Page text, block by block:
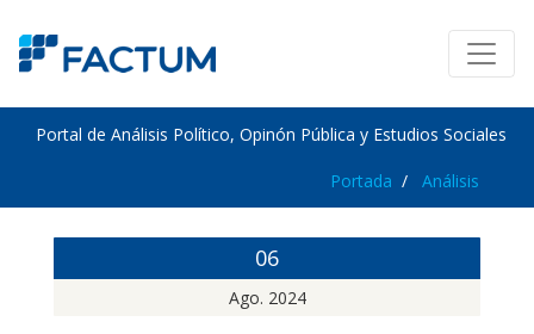
Portal de Análisis Político, Opinón Pública y Estudios Sociales
Portada Análisis
06
Ago. 2024